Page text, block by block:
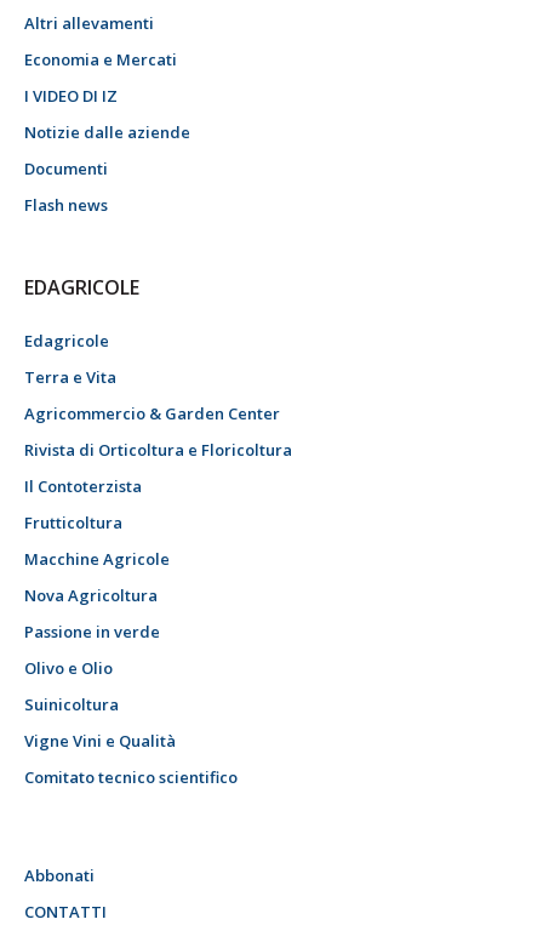
Altri allevamenti
Economia e Mercati
I VIDEO DI IZ
Notizie dalle aziende
Documenti
Flash news
EDAGRICOLE
Edagricole
Terra e Vita
Agricommercio & Garden Center
Rivista di Orticoltura e Floricoltura
Il Contoterzista
Frutticoltura
Macchine Agricole
Nova Agricoltura
Passione in verde
Olivo e Olio
Suinicoltura
Vigne Vini e Qualità
Comitato tecnico scientifico
Abbonati
CONTATTI